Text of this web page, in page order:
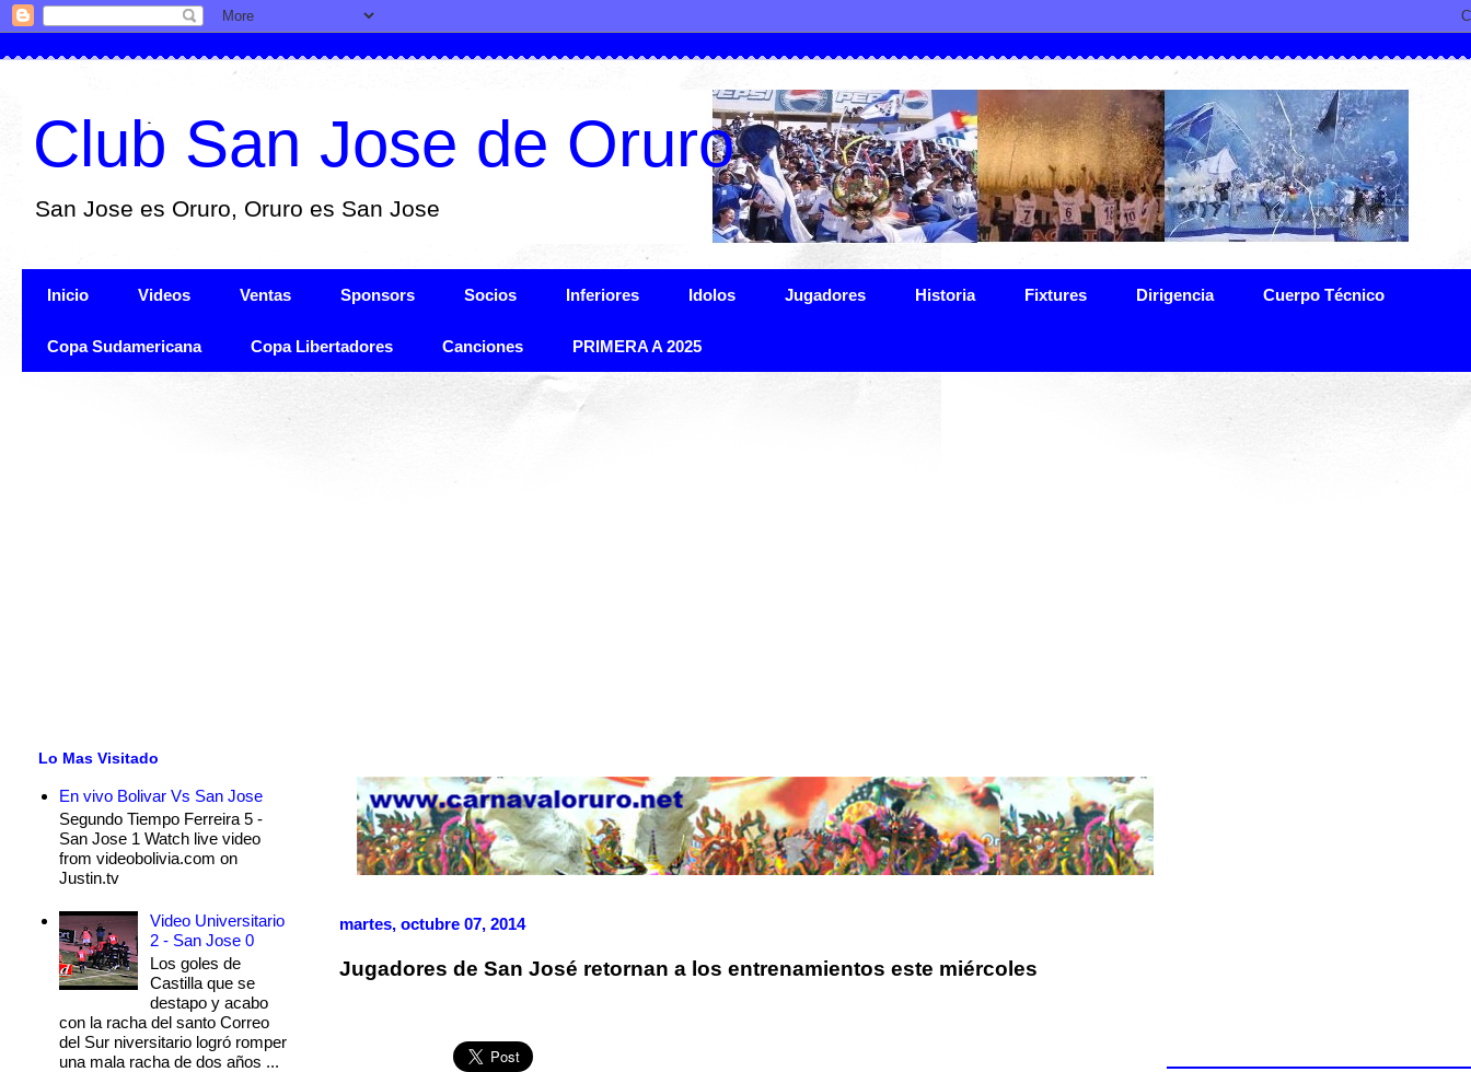
Club San Jose de Oruro
San Jose es Oruro, Oruro es San Jose
Inicio Videos Ventas Sponsors Socios Inferiores Idolos Jugadores Historia Fixtures Dirigencia Cuerpo Técnico
Copa Sudamericana Copa Libertadores Canciones PRIMERA A 2025
martes, octubre 07, 2014
Jugadores de San José retornan a los entrenamientos este miércoles
Lo Mas Visitado
En vivo Bolivar Vs San Jose
Segundo Tiempo Ferreira 5 -
San Jose 1 Watch live video
from videobolivia.com on
Justin.tv
Video Universitario
2 - San Jose 0
Los goles de
Castilla que se
destapo y acabo
con la racha del santo Correo
del Sur niversitario logró romper
una mala racha de dos años ...